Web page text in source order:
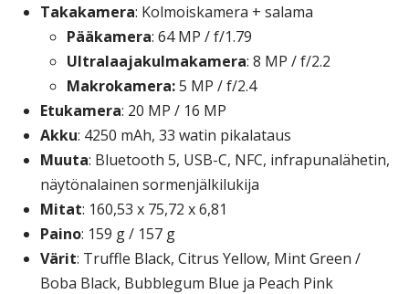
Takakamera: Kolmoiskamera + salama
Pääkamera: 64 MP / f/1.79
Ultralaajakulmakamera: 8 MP / f/2.2
Makrokamera:5 MP / f/2.4
Etukamera: 20 MP / 16 MP
Akku: 4250 mAh, 33 watin pikalataus
Muuta: Bluetooth 5, USB-C, NFC, infrapunalähetin,
näytönalainen sormenjälkilukija
Mitat: 160,53 x 75,72 x 6,81
Paino: 159 g / 157 g
Värit: Truffle Black, Citrus Yellow, Mint Green /
Boba Black, Bubblegum Blue ja Peach Pink